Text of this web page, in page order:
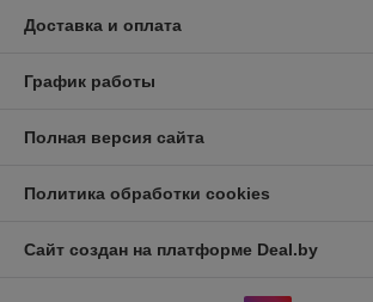
Доставка и оплата
График работы
Полная версия сайта
Политика обработки cookies
Сайт создан на платформе Deal.by